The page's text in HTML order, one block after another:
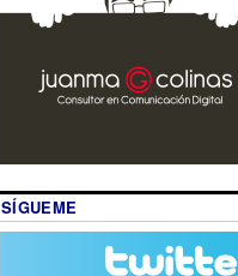
SÍGUEME